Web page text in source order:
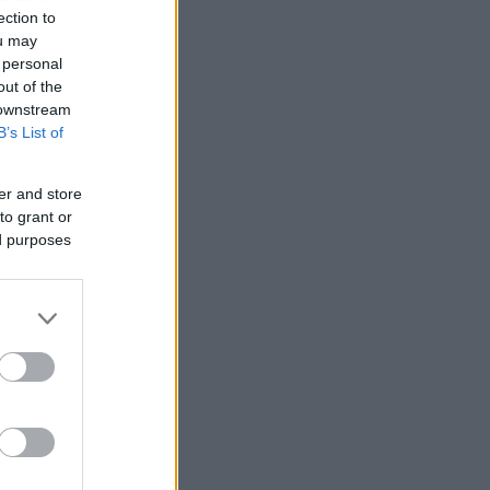
to
may
of the
List of
and store
grant or
purposes